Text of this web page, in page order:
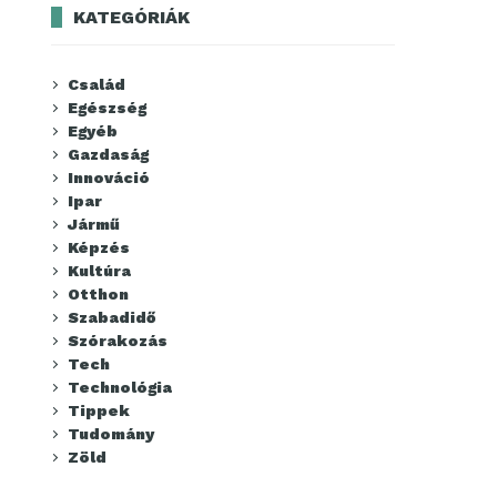
KATEGÓRIÁK
Család
Egészség
Egyéb
Gazdaság
Innováció
Ipar
Jármű
Képzés
Kultúra
Otthon
Szabadidő
Szórakozás
Tech
Technológia
Tippek
Tudomány
Zöld